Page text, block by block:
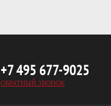
+7 495 677-9025
ОБРАТНЫЙ ЗВОНОК